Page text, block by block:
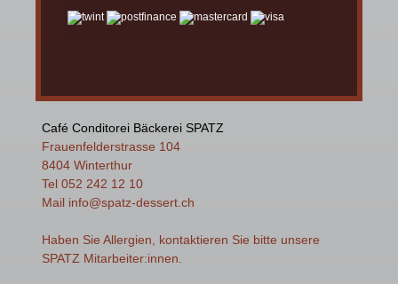
Café Conditorei Bäckerei SPATZ
Frauenfelderstrasse 104
8404 Winterthur
Tel 052 242 12 10
Mail info@spatz-dessert.ch
Haben Sie Allergien, kontaktieren Sie bitte unsere
SPATZ Mitarbeiter:innen.